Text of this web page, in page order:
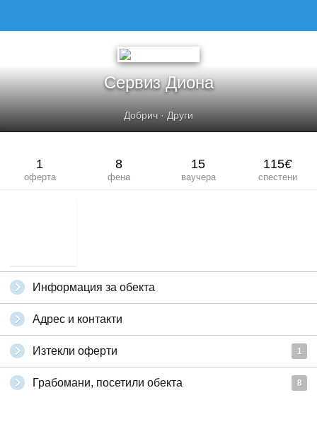
Сервиз Диона
Добрич· Други
1
оферта
8
фена
15
ваучера
115€
спестени
Информация за обекта
Адрес и контакти
Изтекли оферти 1
Грабомани, посетили обекта 8